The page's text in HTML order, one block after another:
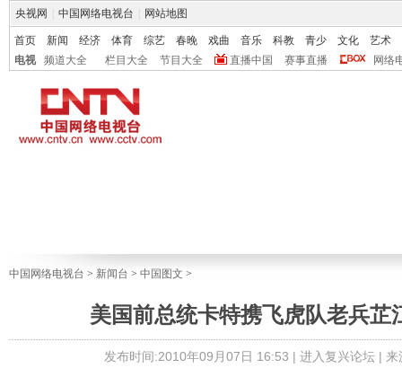
央视网 中国网络电视台 网站地图
首页 新闻 经济 体育 综艺 春晚 戏曲 音乐 科教 青少 文化
艺术
电视
频道大全 栏目大全 节目大全 直播中国 赛事直播 网络
中国网络电视台 > 新闻台 > 中国图文 >
美国前总统卡特携飞虎队老兵
发布时间:2010年09月07日 16:53 | 进入复兴论坛| 来